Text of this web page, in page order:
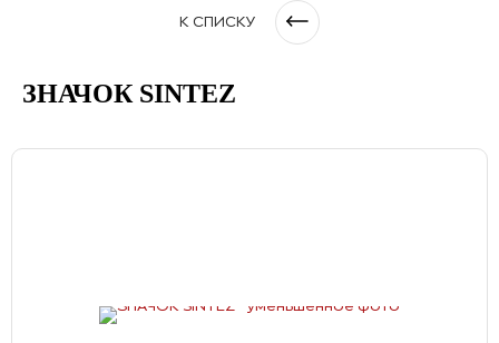
К СПИСКУ
ЗНАЧОК SINTEZ